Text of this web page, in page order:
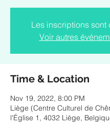
Les inscriptions sont
Voir autres
Time & Location
Nov 19, 2022, 8:00 PM
Liège (Centre Culturel de
l'Église 1, 4032 Liège,